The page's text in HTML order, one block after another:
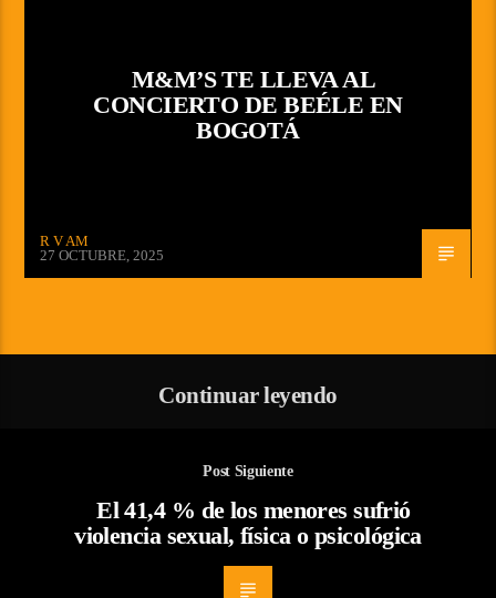
M&M’S TE LLEVA AL
CONCIERTO DE BEÉLE EN
BOGOTÁ
R V AM
27 OCTUBRE, 2025
Continuar leyendo
Post Siguiente
El 41,4 % de los menores sufrió
violencia sexual, física o psicológica